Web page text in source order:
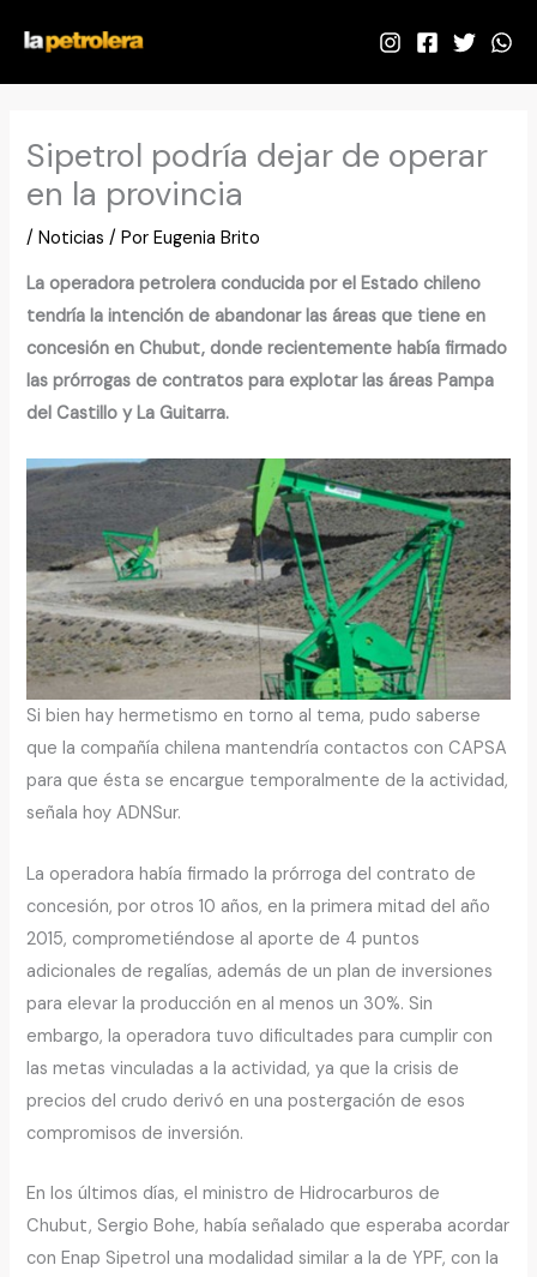
contenido
Sipetrol podría dejar de operar
en la provincia
/Noticias / PorEugenia Brito
La operadora petrolera conducida por el Estado chileno
tendría la intención de abandonar las áreas que tiene en
concesión en Chubut, donde recientemente había firmado
las prórrogas de contratos para explotar las áreas Pampa
del Castillo y La Guitarra.
Si bien hay hermetismo en torno al tema, pudo saberse
que la compañía chilena mantendría contactos con CAPSA
para que ésta se encargue temporalmente de la actividad,
señala hoy ADNSur.
La operadora había firmado la prórroga del contrato de
concesión, por otros 10 años, en la primera mitad del año
2015, comprometiéndose al aporte de 4 puntos
adicionales de regalías, además de un plan de inversiones
para elevar la producción en al menos un 30%. Sin
embargo, la operadora tuvo dificultades para cumplir con
las metas vinculadas a la actividad, ya que la crisis de
precios del crudo derivó en una postergación de esos
compromisos de inversión.
En los últimos días, el ministro de Hidrocarburos de
Chubut, Sergio Bohe, había señalado que esperaba acordar
con Enap Sipetrol una modalidad similar a la de YPF, con la